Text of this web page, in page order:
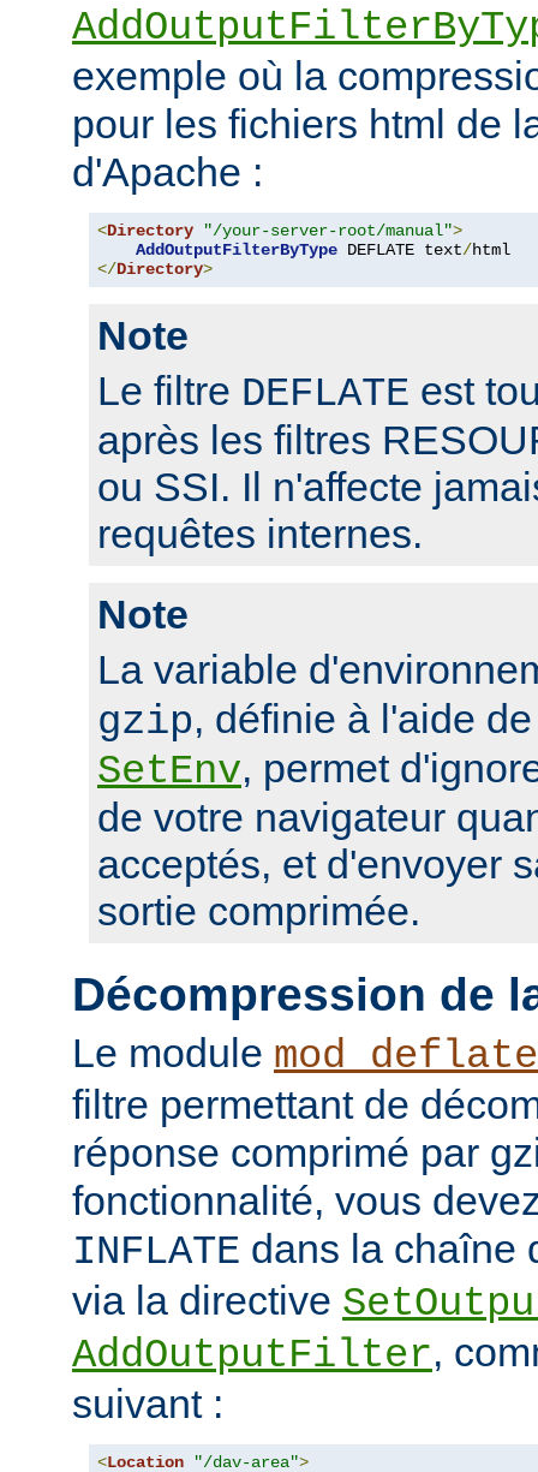
exemple où la
pour les fichiers html de
d'Apache :
<Directory "/your-server-root/manual">
AddOutputFilterByType DEFLATE text/
</Directory>
Note
Le filtre DEFLATE est
après les filtres
ou SSI. Il n'affecte
requêtes internes.
Note
La variable
gzip, définie à l'aide
SetEnv, permet
de votre navigateur
acceptés, et d'envoyer
sortie comprimée.
Décompression de
Le module mod_deflate
filtre permettant de
réponse comprimé par
fonctionnalité, vous
INFLATE dans la chaîne
via la directive
AddOutputFilter,
suivant :
<Location "/dav-area">